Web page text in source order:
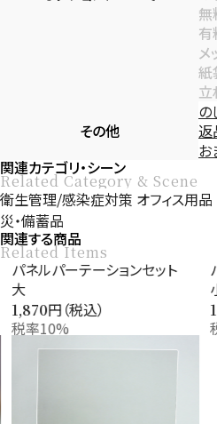
無
有
メ
紙
立
の
その他
返
お
関連カテゴリ・シーン
Related Category & Scene
衛生管理/感染症対策 オフィス用品
災・備蓄品
関連する商品
Related Items
パネルパーテーションセット
大
1,870円（税込）
税率10%